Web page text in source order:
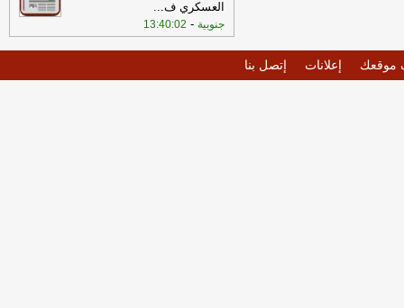
العسكري ف...
جنوبية -
13:40:02
موقعك إعلانات إتصل بنا